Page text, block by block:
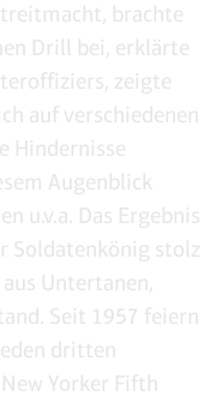
brachte
Drill bei, erklärte
zeigte
auf verschiedenen
Hindernisse
Augenblick
u.v.a. Das Ergebnis
Soldatenkönig stolz
Untertanen,
Seit 1957 feiern
dritten
Yorker Fifth